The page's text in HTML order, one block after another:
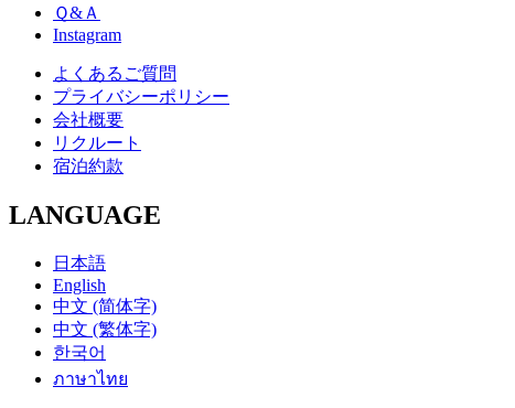
Ｑ&Ａ
Instagram
よくあるご質問
プライバシーポリシー
会社概要
リクルート
宿泊約款
LANGUAGE
日本語
English
中文 (简体字)
中文 (繁体字)
한국어
ภาษาไทย